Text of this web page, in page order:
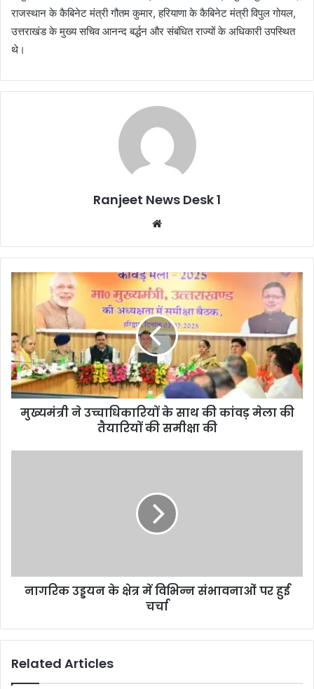
राजस्थान के कैबिनेट मंत्री गौतम कुमार, हरियाणा के कैबिनेट मंत्री विपुल गोयल,
उत्तराखंड के मुख्य सचिव आनन्द बर्द्धन और संबंधित राज्यों के अधिकारी उपस्थित
थे।
Ranjeet News Desk 1
te
मुख्यमंत्री ने उच्चाधिकारियों के साथ की कांवड़ मेला की
तैयारियों की समीक्षा की
नागरिक उड्डयन के क्षेत्र में विभिन्न संभावनाओं पर हुई
चर्चा
Related Articles